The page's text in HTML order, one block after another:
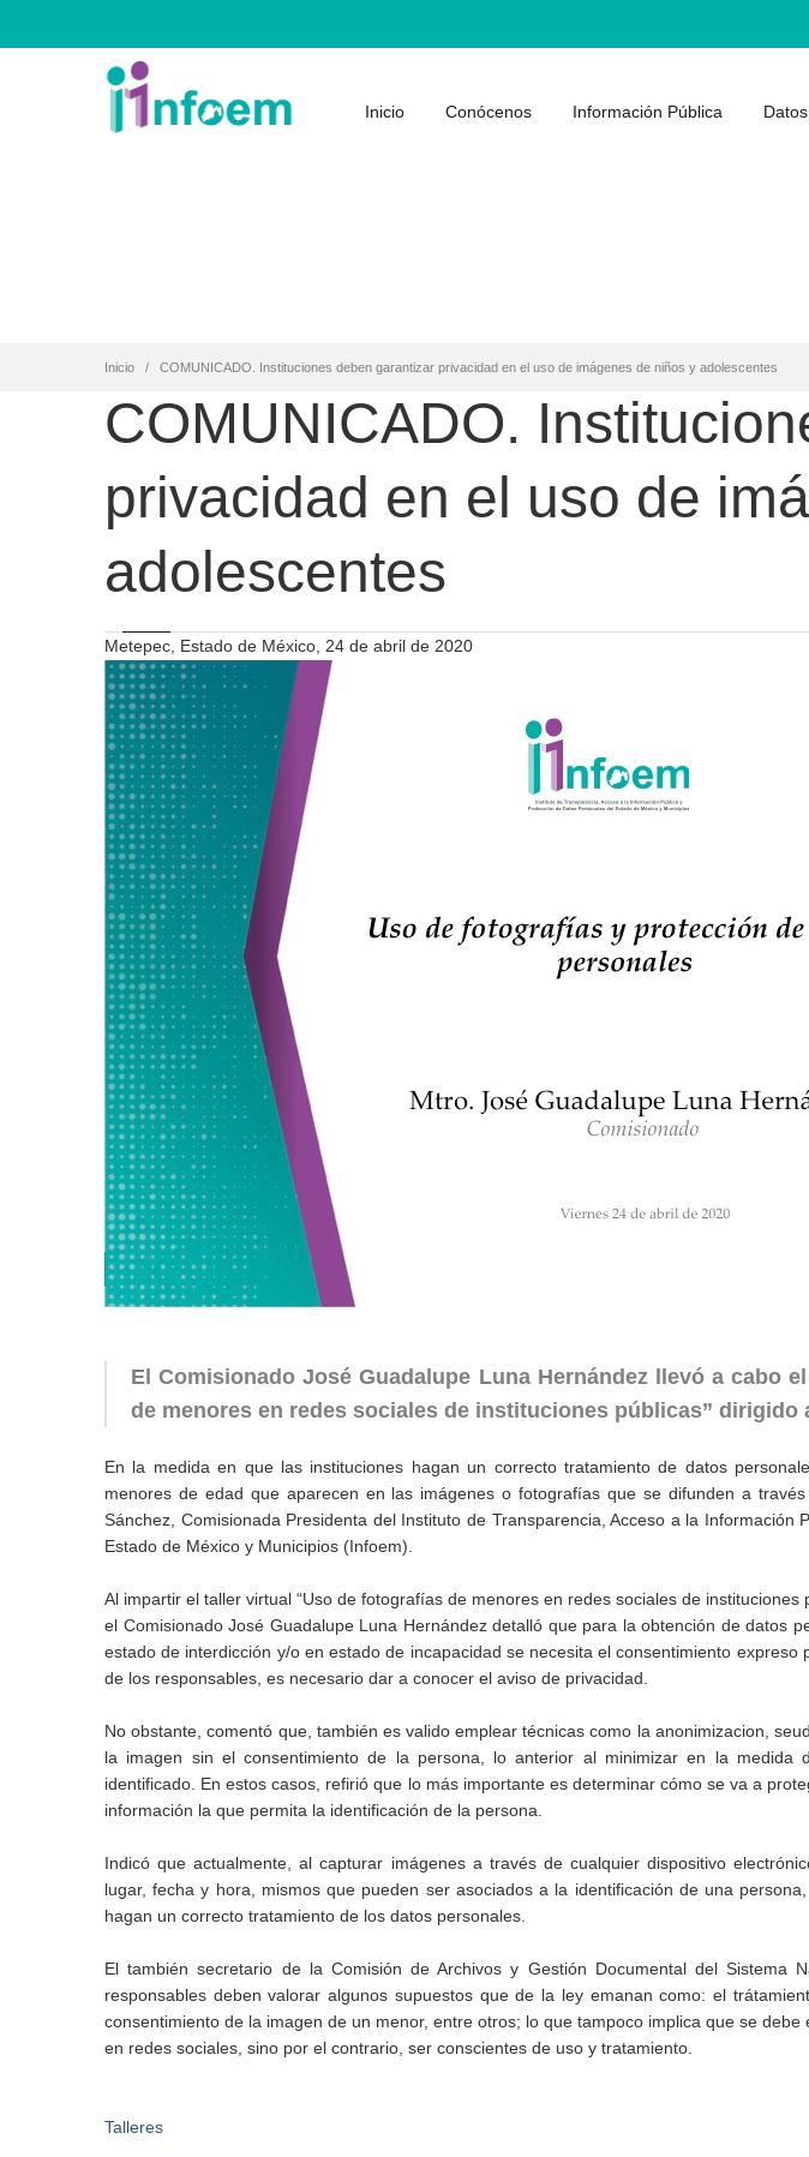
Inicio Conócenos Información Pública
Inicio COMUNICADO. Instituciones deben garantizar privacidad en el uso de imágenes de niños y adolescentes
COMUNICADO.
privacidad en el uso de
adolescentes
Metepec, Estado de México, 24 de abril de 2020
El Comisionado José Guadalupe Luna Hernández llevó a cabo
de menores en redes sociales de instituciones públicas” dirigido
En la medida en que las instituciones hagan un correcto tratamiento de datos
menores de edad que aparecen en las imágenes o fotografías que se difunden a
Sánchez, Comisionada Presidenta del Instituto de Transparencia, Acceso a la Información
Estado de México y Municipios (Infoem).
Al impartir el taller virtual “Uso de fotografías de menores en redes sociales de instituciones
el Comisionado José Guadalupe Luna Hernández detalló que para la obtención de datos
estado de interdicción y/o en estado de incapacidad se necesita el consentimiento
de los responsables, es necesario dar a conocer el aviso de privacidad.
No obstante, comentó que, también es valido emplear técnicas como la anonimizacion,
la imagen sin el consentimiento de la persona, lo anterior al minimizar en la medida
identificado. En estos casos, refirió que lo más importante es determinar cómo se va a
información la que permita la identificación de la persona.
Indicó que actualmente, al capturar imágenes a través de cualquier dispositivo
lugar, fecha y hora, mismos que pueden ser asociados a la identificación de una
hagan un correcto tratamiento de los datos personales.
El también secretario de la Comisión de Archivos y Gestión Documental del Sistema
responsables deben valorar algunos supuestos que de la ley emanan como: el
consentimiento de la imagen de un menor, entre otros; lo que tampoco implica que se
en redes sociales, sino por el contrario, ser conscientes de uso y tratamiento.
Talleres